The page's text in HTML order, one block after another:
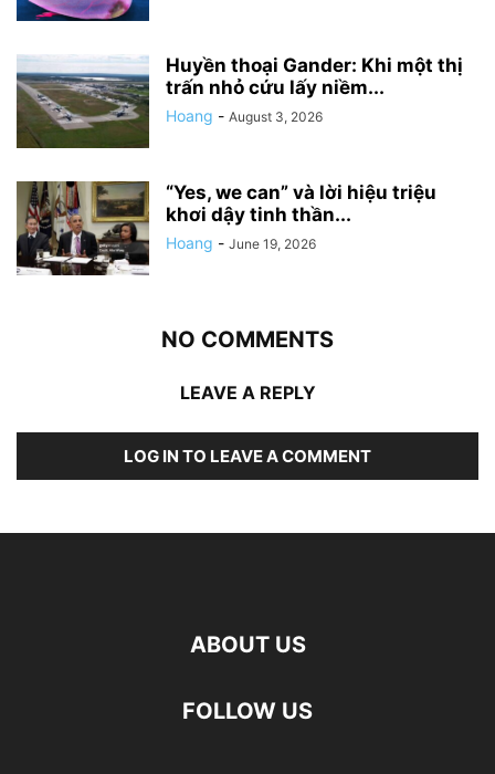
Huyền thoại Gander: Khi một thị
trấn nhỏ cứu lấy niềm...
Hoang - August 3, 2026
“Yes, we can” và lời hiệu triệu
khơi dậy tinh thần...
Hoang - June 19, 2026
NO COMMENTS
LEAVE A REPLY
LOG IN TO LEAVE A COMMENT
ABOUT US
FOLLOW US